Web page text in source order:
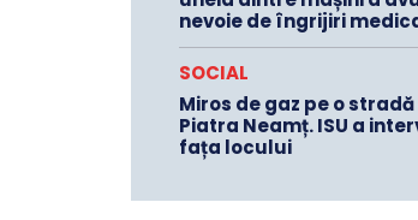
nevoie de îngrijiri
SOCIAL
Miros de gaz pe o
Piatra Neamț. ISU a
fața locului